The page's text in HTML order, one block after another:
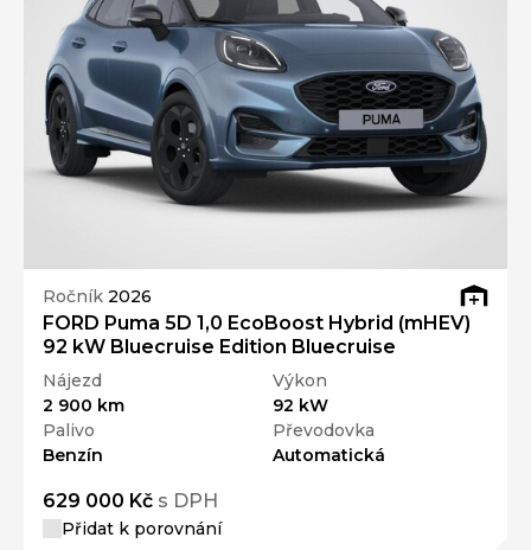
Ročník 2026
FORD Puma 5D 1,0 EcoBoost Hybrid (mHEV)
92 kW Bluecruise Edition Bluecruise
Nájezd
2 900 km
Výkon
92 kW
Palivo
Benzín
Převodovka
Automatická
629 000 Kč s DPH
Přidat k porovnání